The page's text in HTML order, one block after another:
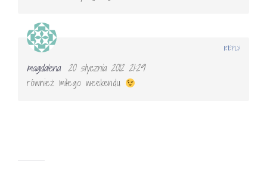
magdalena 20 stycznia 2012 21:29
również miłego weekendu
REPLY